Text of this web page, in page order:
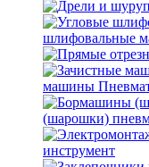
машины
(шарошки)
инструмент